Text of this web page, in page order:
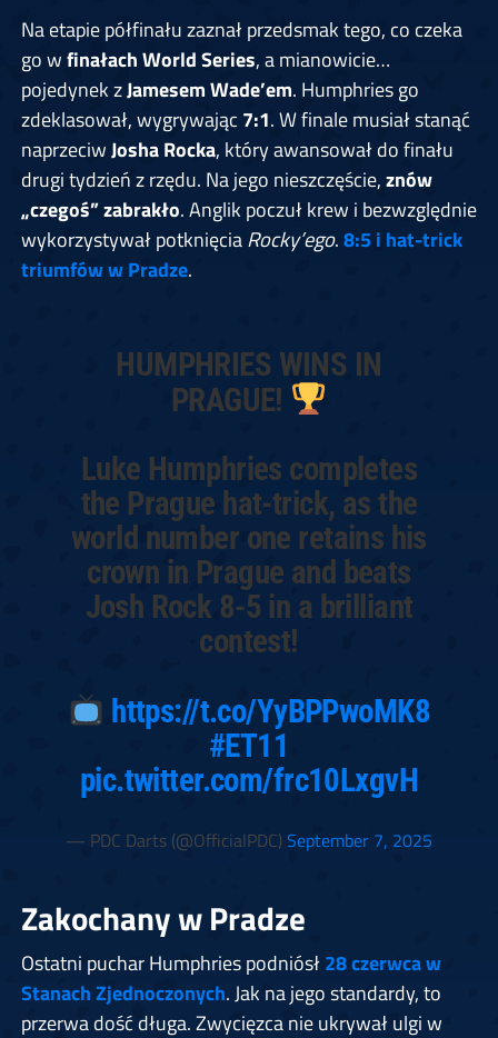
Na etapie półfinału zaznał przedsmak tego, co czeka
go wfinałach World Series, a mianowicie…
pojedynek zJamesem Wade’em. Humphries go
zdeklasował, wygrywając7:1. W finale musiał stanąć
naprzeciwJosha Rocka, który awansował do finału
drugi tydzień z rzędu. Na jego nieszczęście,znów
„czegoś” zabrakło. Anglik poczuł krew i bezwzględnie
wykorzystywał potknięciaRocky’ego.8:5 i hat-trick
triumfów w Pradze.
HUMPHRIES WINS IN
PRAGUE!
Luke Humphries completes
the Prague hat-trick, as the
world number one retains his
crown in Prague and beats
Josh Rock 8-5 in a brilliant
contest!
https://t.co/YyBPPwoMK8
#ET11
pic.twitter.com/frc10LxgvH
— PDC Darts (@OfficialPDC)September 7, 2025
Zakochany w Pradze
Ostatni puchar Humphries podniósł28 czerwca w
Stanach Zjednoczonych. Jak na jego standardy, to
przerwa dość długa. Zwycięzca nie ukrywał ulgi w